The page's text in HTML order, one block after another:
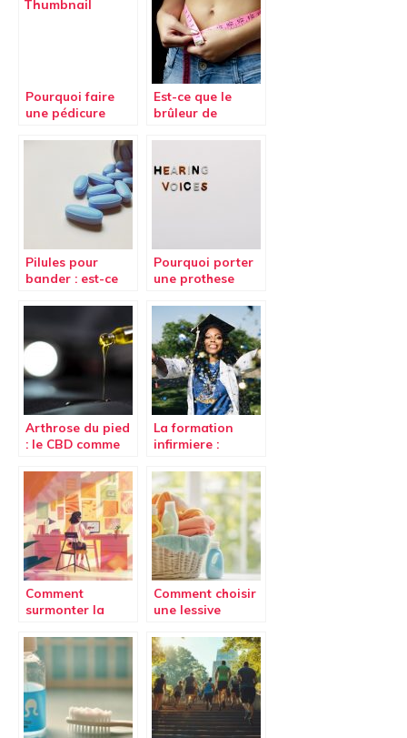
Pourquoi faire
une pédicure
podologue
régulièrement ?
Est-ce que le
brûleur de
est efficace pour
maigrir ?
Pilules pour
bander : est-ce
améliorer son
Pourquoi porter
une prothese
necessaire en
cas de trouble de
l’ouie ?
Arthrose du pied
: le CBD comme
traitement
naturel
La formation
infirmiere :
1992-2009
Comment
surmonter la
et booster sa
motivation
Comment choisir
une lessive
pour un linge
parfaitement
propre et sain